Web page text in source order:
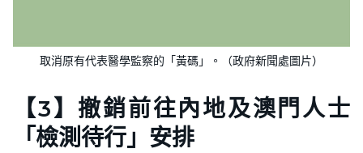
取消原有代表醫學監察的「黃碼」。（政府新聞處圖片）
【3】撤銷前往內地及澳門人士
「檢測待行」安排